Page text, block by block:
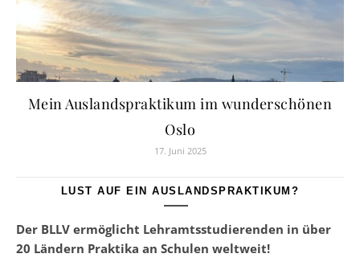
Mein Auslandspraktikum im wunderschönen
Oslo
17. Juni 2025
LUST AUF EIN AUSLANDSPRAKTIKUM?
Der BLLV ermöglicht Lehramtsstudierenden in über
20 Ländern Praktika an Schulen weltweit!